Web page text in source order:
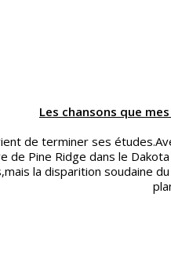
Les chansons que
de terminer ses
de Pine Ridge dans le
la disparition soudaine